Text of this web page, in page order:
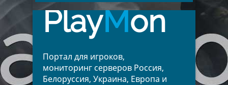
Латвия
2 Австралия
2
Беларусь
2 Норвегия 1
PlayMon
Портал для игроков,
мониторинг серверов Россия,
Белоруссия, Украина, Европа и